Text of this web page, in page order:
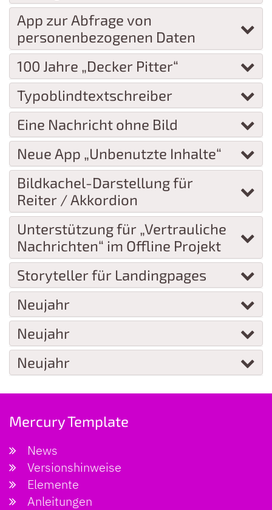
App zur Abfrage von
personenbezogenen Daten
100 Jahre „Decker Pitter“
Typoblindtextschreiber
Eine Nachricht ohne Bild
Neue App „Unbenutzte Inhalte“
Bildkachel-Darstellung für
Reiter / Akkordion
Unterstützung für „Vertrauliche
Nachrichten“ im Offline Projekt
Storyteller für Landingpages
Neujahr
Neujahr
Neujahr
Mercury Template
News
Versionshinweise
Elemente
Anleitungen